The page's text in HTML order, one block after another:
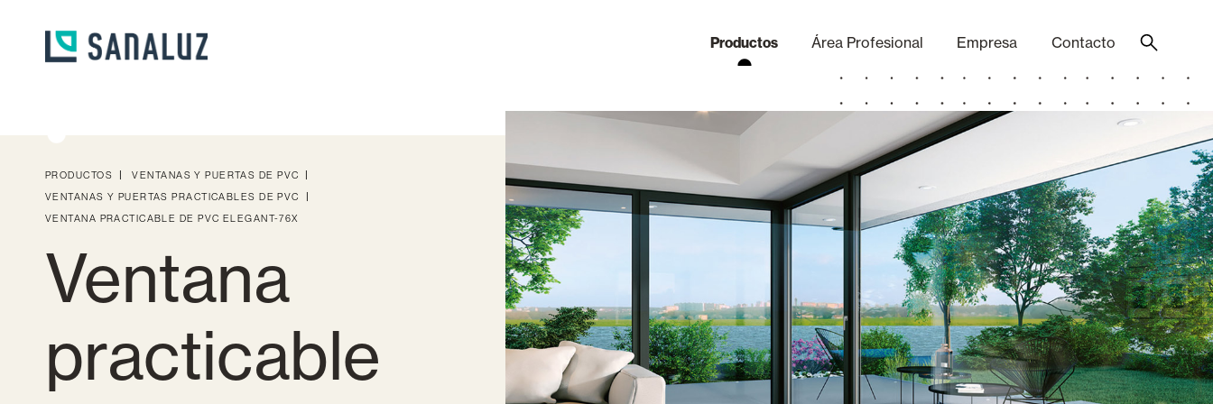
Productos
Ventanas y puertas de aluminio Componentes
Área Profesional
Descargas Información Técnica Acabados
Empresa
Nuestra Empresa Actualidad
Contacto
PRODUCTOS
VENTANAS Y PUERTAS DE PVC
VENTANAS Y PUERTAS PRACTICABLES DE PVC
VENTANA PRACTICABLE DE PVC ELEGANT-76X
Ventana
practicable